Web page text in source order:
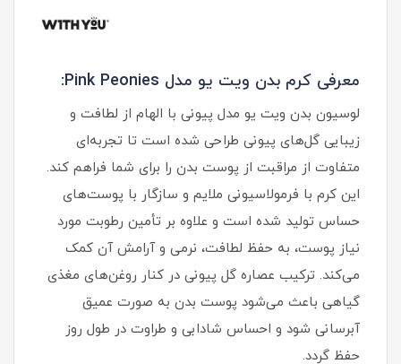
معرفی کرم بدن ویت یو مدل Pink Peonies:
لوسیون بدن ویت یو مدل پیونی با الهام از لطافت و
زیبایی گل‌های پیونی طراحی شده است تا تجربه‌ای
متفاوت از مراقبت از پوست بدن را برای شما فراهم کند.
این کرم با فرمولاسیونی ملایم و سازگار با پوست‌های
حساس تولید شده است و علاوه بر تأمین رطوبت مورد
نیاز پوست، به حفظ لطافت، نرمی و آرامش آن کمک
می‌کند. ترکیب عصاره گل پیونی در کنار روغن‌های مغذی
گیاهی باعث می‌شود پوست بدن به‌ صورت عمیق
آبرسانی شود و احساس شادابی و طراوت در طول روز
حفظ گردد.